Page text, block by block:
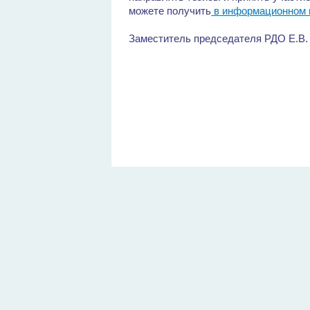
можете получить в информационном
Заместитель председателя РДО Е.В.